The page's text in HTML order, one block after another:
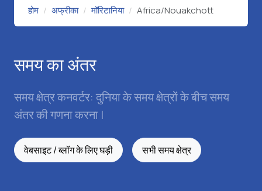
होम अफ्रीका मॉरिटानिया Africa/Nouakchott
समय का अंतर
समय क्षेत्र कनवर्टर: दुनिया के समय क्षेत्रों के बीच समय
अंतर की गणना करना |
वेबसाइट / ब्लॉग के लिए घड़ी सभी समय क्षेत्र